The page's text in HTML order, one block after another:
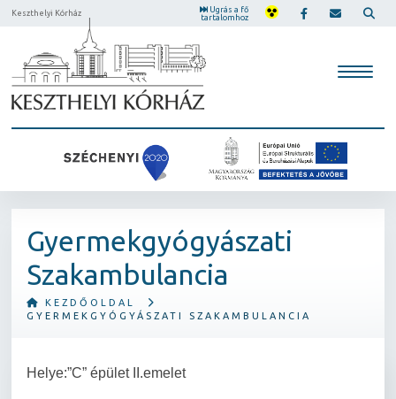
Keszthelyi Kórház
Ugrás a fő
tartalomhoz
Gyermekgyógyászati
Szakambulancia
KEZDŐOLDAL
GYERMEKGYÓGYÁSZATI SZAKAMBULANCIA
Helye:”C” épület II.emelet